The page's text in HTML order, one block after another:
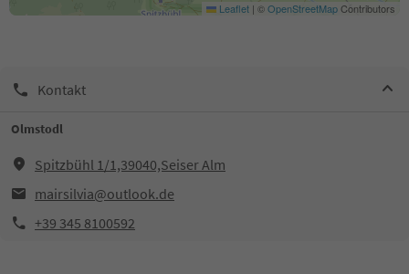
Leaflet | ©OpenStreetMapContributors
Kontakt
Olmstodl
Spitzbühl 1/1,39040,Seiser Alm
mairsilvia@outlook.de
+39 345 8100592